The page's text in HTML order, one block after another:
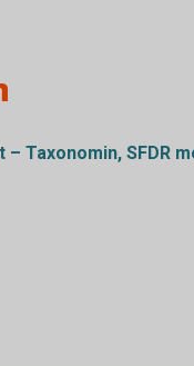
Taxonomin, SFDR